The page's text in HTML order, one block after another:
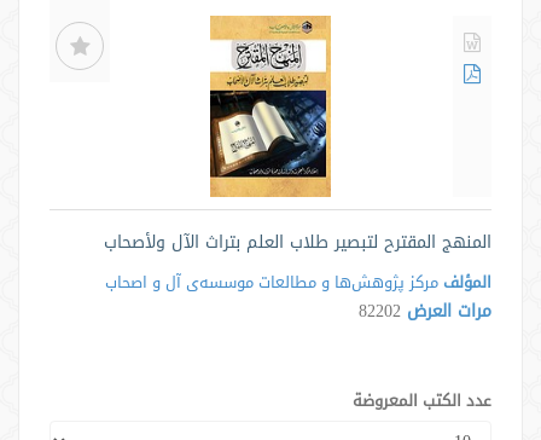
المنهج المقترح لتبصير طلاب العلم بتراث الآل ولأصحاب
المؤلف مرکز پژوهش‌ها و مطالعات موسسه‌ی آل و اصحاب
مرات العرض 82202
عدد الكتب المعروضة